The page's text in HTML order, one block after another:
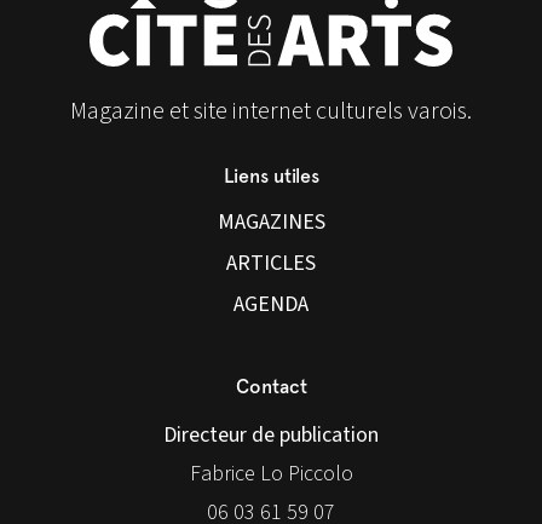
Magazine et site internet culturels varois.
Liens utiles
MAGAZINES
ARTICLES
AGENDA
Contact
Directeur de publication
Fabrice Lo Piccolo
06 03 61 59 07